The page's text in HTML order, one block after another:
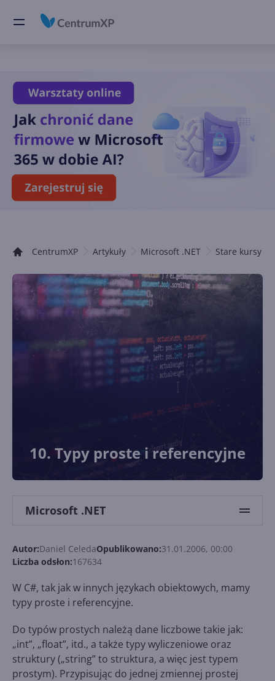
CentrumXP Artykuły Microsoft .NET Stare kursy
10. Typy proste i referencyjne
Microsoft .NET
Autor:Daniel CeledaOpublikowano:31.01.2006, 00:00
Liczba odsłon:167634
W C#, tak jak w innych językach obiektowych, mamy
typy proste i referencyjne.
Do typów prostych należą dane liczbowe takie jak:
„int”, „float”, itd., a także typy wyliczeniowe oraz
struktury („string” to struktura, a więc jest typem
prostym). Przypisując do jednej zmiennej prostej